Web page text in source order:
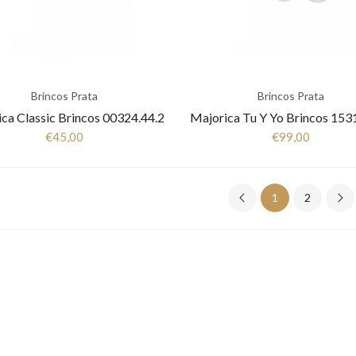
Brincos Prata
Classic Brincos 00324.44.2
€45,00
Brincos Prata
€99,00
1 2